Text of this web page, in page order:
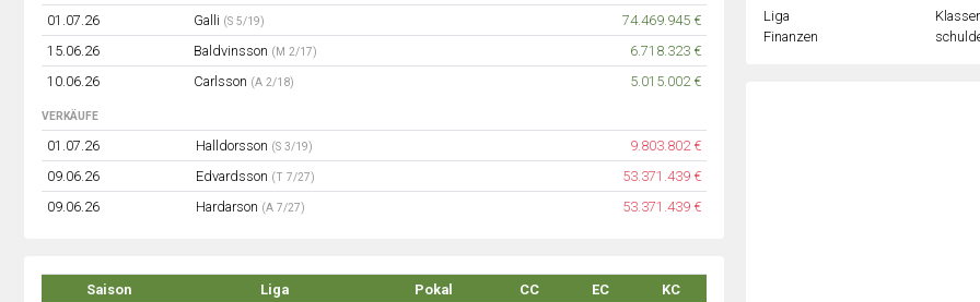
01.07.26 Galli (S 5/19)
74.469.945 €
15.06.26
Baldvinsson (M 2/17)
6.718.323 €
10.06.26
Carlsson (A 2/18) 5.015.002 €
VERKÄUFE
01.07.26 Halldorsson (S 3/19)
9.803.802 €
09.06.26
Edvardsson (T 7/27)
53.371.439 €
09.06.26
Hardarson (A 7/27) 53.371.439 €
Saison Liga Pokal CC EC
KC
Liga
Finanzen